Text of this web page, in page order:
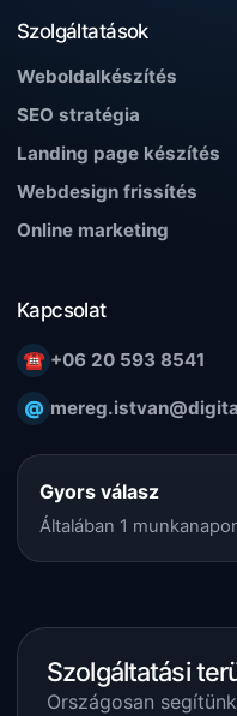
Szolgáltatások
Weboldalkészítés
SEO stratégia
Landing page készítés
Webdesign frissítés
Online marketing
Kapcsolat
☎ +06 20 593 8541
@
Gyors válasz
Általában 1
Szolgáltatási
Országosan